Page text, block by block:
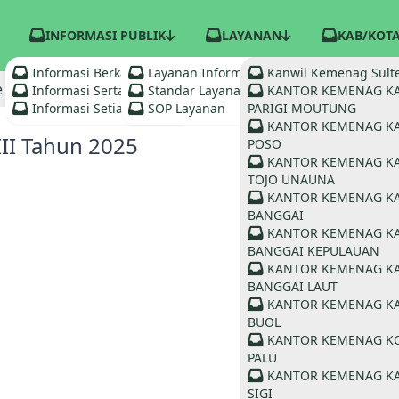
INFORMASI PUBLIK
Informasi Berkala
Informasi Serta Merta
Informasi Setiap Saat
LAYANAN
Layanan Informasi
Standar Layanan
SOP Layanan
KAB/
Kanwil Kemenag
KANTOR KEMENAG
PARIGI MOUTUNG
KANTOR KEMENAG
POSO
KANTOR KEMENAG
TOJO UNAUNA
KANTOR KEMENAG
BANGGAI
KANTOR KEMENAG
BANGGAI KEPULAUAN
KANTOR KEMENAG
BANGGAI LAUT
KANTOR KEMENAG
BUOL
KANTOR KEMENAG
PALU
KANTOR KEMENAG
SIGI
Tahun 2025